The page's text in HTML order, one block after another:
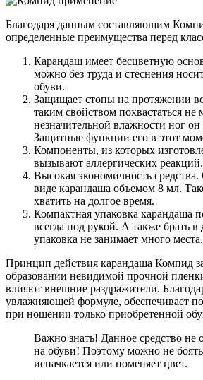
Благодаря данным составляющим
определенные преимущества перед
Карандаш имеет бесцветную
можно без труда и стеснения
обуви.
Защищает стопы на протяжении
таким свойством похвастаться не
незначительной влажности ног
Защитные функции его в этот
Компоненты, из которых
вызывают аллергических реакций.
Высокая экономичность
виде карандаша объемом 8 мл.
хватить на долгое время.
Компактная упаковка карандаша
всегда под рукой. А также брать в
упаковка не занимает много места.
Принцип действия карандаша Компид
образовании невидимой прочной
влияют внешние раздражители.
увлажняющей формуле, обеспечивает
при ношении только приобретенной
Важно знать! Данное средство не
на обуви! Поэтому можно не
испачкается или поменяет цвет.